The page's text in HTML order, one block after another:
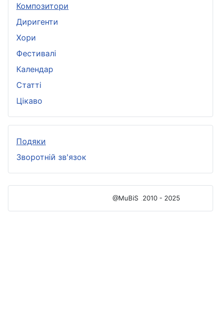
Композитори
Диригенти
Хори
Фестивалі
Календар
Статті
Цікаво
Подяки
Зворотній зв'язок
@MuBiS 2010 - 2025